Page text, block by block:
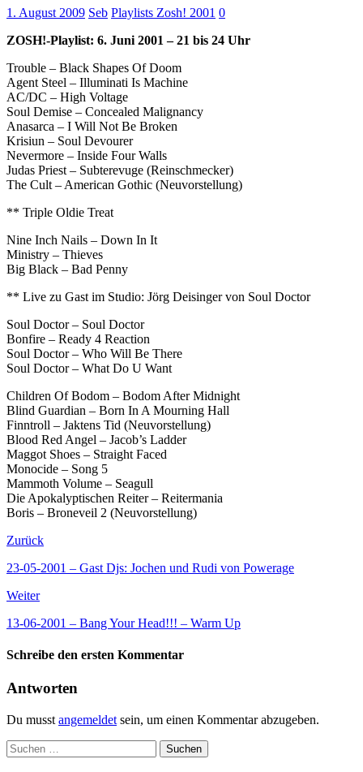
1. August 2009 Seb Playlists Zosh! 2001 0
ZOSH!-Playlist: 6. Juni 2001 – 21 bis 24 Uhr
Trouble – Black Shapes Of Doom
Agent Steel – Illuminati Is Machine
AC/DC – High Voltage
Soul Demise – Concealed Malignancy
Anasarca – I Will Not Be Broken
Krisiun – Soul Devourer
Nevermore – Inside Four Walls
Judas Priest – Subterevuge (Reinschmecker)
The Cult – American Gothic (Neuvorstellung)
** Triple Oldie Treat
Nine Inch Nails – Down In It
Ministry – Thieves
Big Black – Bad Penny
** Live zu Gast im Studio: Jörg Deisinger von Soul Doctor
Soul Doctor – Soul Doctor
Bonfire – Ready 4 Reaction
Soul Doctor – Who Will Be There
Soul Doctor – What Do U Want
Children Of Bodom – Bodom After Midnight
Blind Guardian – Born In A Mourning Hall
Finntroll – Jaktens Tid (Neuvorstellung)
Blood Red Angel – Jacob’s Ladder
Maggot Shoes – Straight Faced
Monocide – Song 5
Mammoth Volume – Seagull
Die Apokalyptischen Reiter – Reitermania
Boris – Broneveil 2 (Neuvorstellung)
Zurück
23-05-2001 – Gast Djs: Jochen und Rudi von Powerage
Weiter
13-06-2001 – Bang Your Head!!! – Warm Up
Schreibe den ersten Kommentar
Antworten
Du musst angemeldet sein, um einen Kommentar abzugeben.
Suchen
nach: